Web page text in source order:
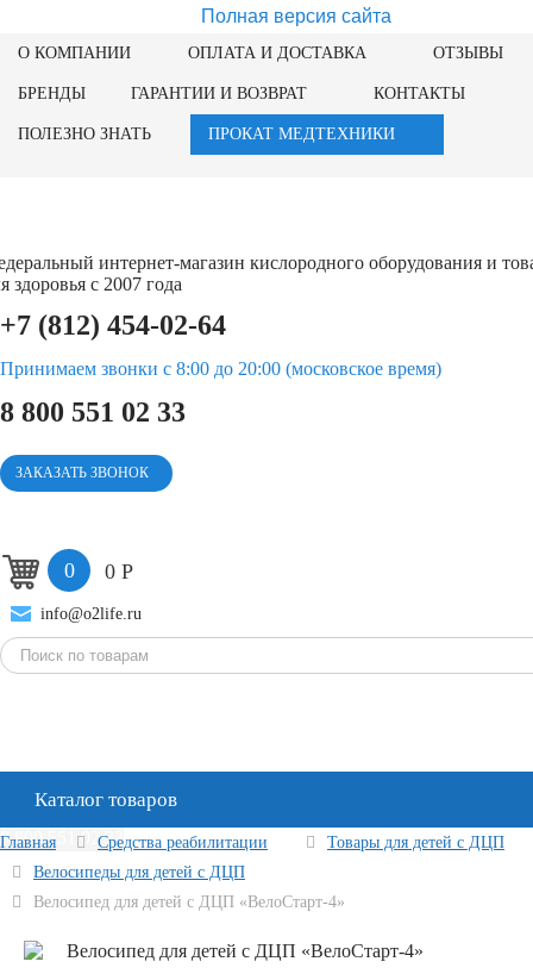
Полная версия сайта
О КОМПАНИИ ОПЛАТА И ДОСТАВКА ОТЗЫВЫ
БРЕНДЫ ГАРАНТИИ И ВОЗВРАТ КОНТАКТЫ
ПОЛЕЗНО ЗНАТЬ ПРОКАТ МЕДТЕХНИКИ
интернет-магазин кислородного оборудования и
здоровья с 2007 года
+7 (812) 454-02-64
Принимаем звонки с 8:00 до 20:00 (московское время)
8 800 551 02 33
ЗАКАЗАТЬ ЗВОНОК
0 0 Р
info@o2life.ru
Каталог товаров
8 800 551 02 33
Главная Средства реабилитации
Товары для детей с ДЦП
Велосипеды для детей с ДЦП
Велосипед для детей с ДЦП «ВелоСтарт-4»